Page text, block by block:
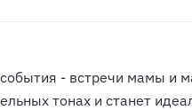
- встречи мамы и
тонах и станет